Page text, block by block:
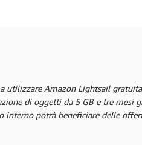
utilizzare Amazon Lightsail
di oggetti da 5 GB e tre mesi
interno potrà beneficiare delle